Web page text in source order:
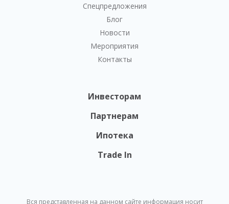
Спецпредложения
Блог
Новости
Мероприятия
Контакты
Инвесторам
Партнерам
Ипотека
Trade In
Вся представленная на данном сайте информация носит